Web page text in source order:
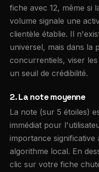
fiche avec 12, même si
volume signale une
clientèle établie. Il
universel, mais dans la
concurrentiels, viser
un seuil de crédibilité.
2. La note moyenne
La note (sur 5 étoiles)
immédiat pour
importance significative
algorithme local. En
clic sur votre fiche